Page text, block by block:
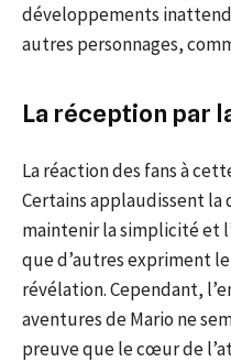
développements
autres personnages,
La réception par
La réaction des fans à
Certains applaudissent
maintenir la simplicité et
que d’autres expriment
révélation. Cependant,
aventures de Mario ne
preuve que le cœur de